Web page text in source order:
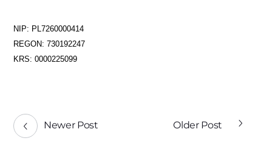
NIP: PL7260000414
REGON: 730192247
KRS: 0000225099
Newer Post Older Post